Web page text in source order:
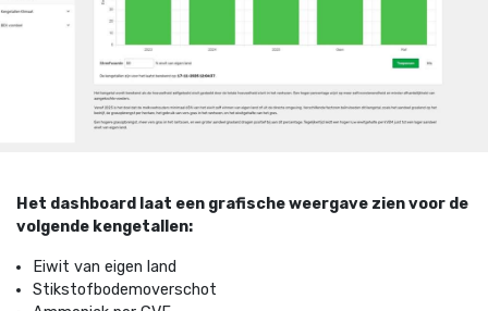
Het dashboard laat een grafische weergave zien voor de
volgende kengetallen:
Eiwit van eigen land
Stikstofbodemoverschot